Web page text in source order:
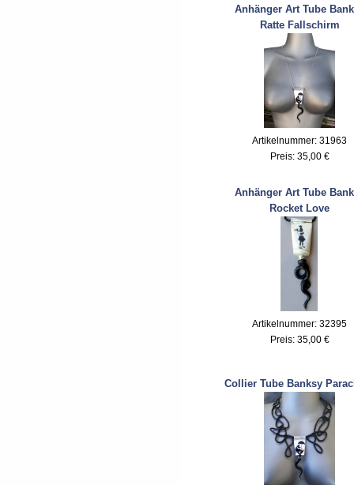
Anhänger Art Tube
Ratte Fallschirm
Artikelnummer: 31963
Preis: 35,00 €
Anhänger Art Tube
Rocket Love
Artikelnummer: 32395
Preis: 35,00 €
Collier Tube Banksy